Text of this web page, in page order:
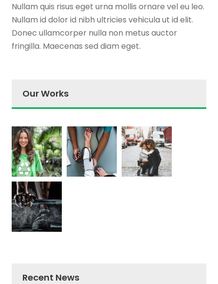
Nullam quis risus eget urna mollis ornare vel eu leo.
Nullam id dolor id nibh ultricies vehicula ut id elit.
Donec ullamcorper nulla non metus auctor
fringilla. Maecenas sed diam eget.
Our Works
Recent News